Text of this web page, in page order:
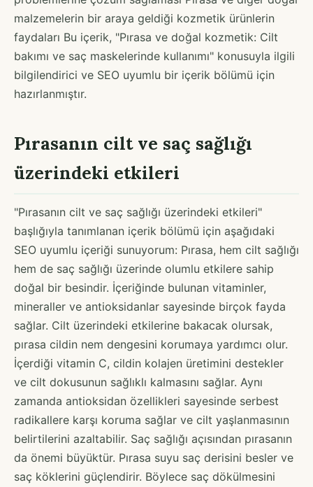
malzemelerin bir araya geldiği kozmetik ürünlerin
faydaları Bu içerik, "Pırasa ve doğal kozmetik: Cilt
bakımı ve saç maskelerinde kullanımı" konusuyla ilgili
bilgilendirici ve SEO uyumlu bir içerik bölümü için
hazırlanmıştır.
Pırasanın cilt ve saç sağlığı
üzerindeki etkileri
"Pırasanın cilt ve saç sağlığı üzerindeki etkileri"
başlığıyla tanımlanan içerik bölümü için aşağıdaki
SEO uyumlu içeriği sunuyorum: Pırasa, hem cilt sağlığı
hem de saç sağlığı üzerinde olumlu etkilere sahip
doğal bir besindir. İçeriğinde bulunan vitaminler,
mineraller ve antioksidanlar sayesinde birçok fayda
sağlar. Cilt üzerindeki etkilerine bakacak olursak,
pırasa cildin nem dengesini korumaya yardımcı olur.
İçerdiği vitamin C, cildin kolajen üretimini destekler
ve cilt dokusunun sağlıklı kalmasını sağlar. Aynı
zamanda antioksidan özellikleri sayesinde serbest
radikallere karşı koruma sağlar ve cilt yaşlanmasının
belirtilerini azaltabilir. Saç sağlığı açısından pırasanın
da önemi büyüktür. Pırasa suyu saç derisini besler ve
saç köklerini güçlendirir. Böylece saç dökülmesini